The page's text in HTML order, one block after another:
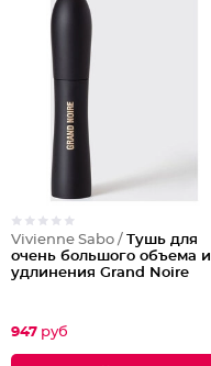
Vivienne Sabo / Тушь для
очень большого объема и
удлинения Grand Noire
947 руб